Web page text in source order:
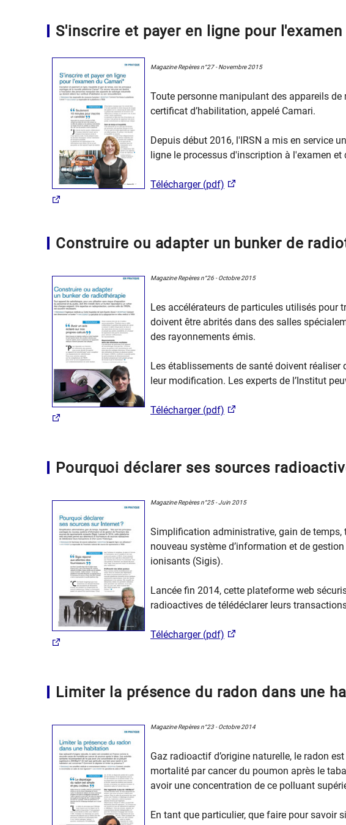
S'inscrire et payer en ligne pour
Magazine Repères n°27 - Novembre 2015
Toute personne manipulant des appareils
certificat d’habilitation, appelé Camari.
Depuis début 2016, l'IRSN a mis en service
ligne le processus d'inscription à l'examen
Télécharger (pdf)
Construire ou adapter un bunker de
Magazine Repères n°26 - Octobre 2015
Les accélérateurs de particules utilisés pour
doivent être abrités dans des salles
des rayonnements émis.
Les établissements de santé doivent
leur modification. Les experts de l’Institut
Télécharger (pdf)
Pourquoi déclarer ses sources
Magazine Repères n°25 - Juin 2015
Simplification administrative, gain de
nouveau système d’information et de
ionisants (Sigis).
Lancée fin 2014, cette plateforme web
radioactives de télédéclarer leurs
Télécharger (pdf)
Limiter la présence du radon dans une
Magazine Repères n°23 - Octobre 2014
Gaz radioactif d’origine naturelle, le radon
mortalité par cancer du poumon après le
avoir une concentration de ce polluant
En tant que particulier, que faire pour savoir